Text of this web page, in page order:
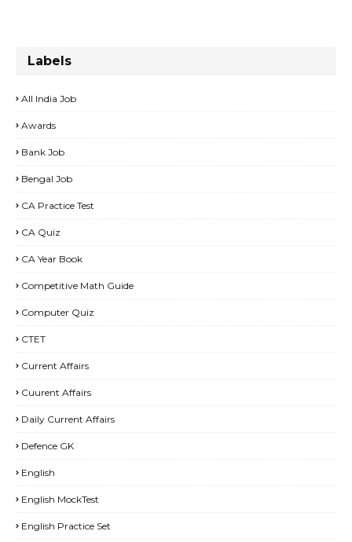
Labels
All India Job
Awards
Bank Job
Bengal Job
CA Practice Test
CA Quiz
CA Year Book
Competitive Math Guide
Computer Quiz
CTET
Current Affairs
Cuurent Affairs
Daily Current Affairs
Defence GK
English
English MockTest
English Practice Set